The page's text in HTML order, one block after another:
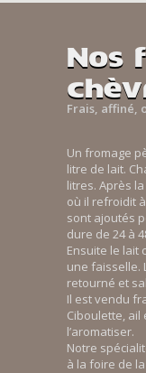
Nos
Frais, affiné,
Un fromage
litre de lait.
litres. Après
où il refroidit
sont ajoutés
dure de 24 à
Ensuite le lait
une faisselle.
retourné et
Il est vendu
Ciboulette,
l’aromatiser.
Notre
à la foire de